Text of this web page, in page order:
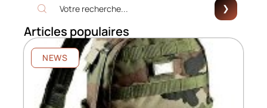
Articles populaires
NEWS